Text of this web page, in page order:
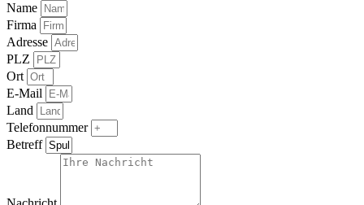
Name
Firma
Adresse
PLZ
Ort
E-Mail
Land
Telefonnummer
Betreff